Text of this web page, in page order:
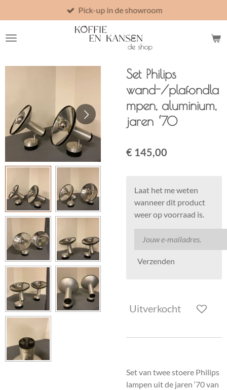
direct
naar
Pick-up in de showroom
Set Philips
wand-/plafondla
mpen, aluminium,
jaren ‘70
€ 145,00
Laat het me weten
wanneer dit product
weer op voorraad is.
Verzenden
Uitverkocht
Set van twee stoere Philips
lampen uit de jaren ‘70 van